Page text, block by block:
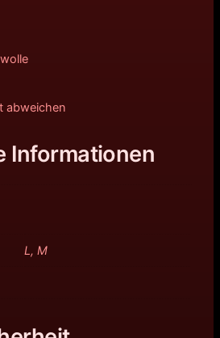
abweichen
Informationen
L, M